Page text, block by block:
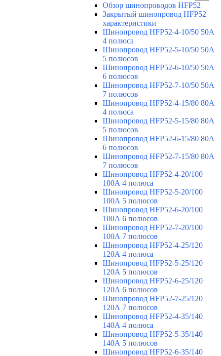
Обзор шинопроводов HFP52
Закрытый шинопровод HFP52
характеристики
Шинопровод HFP52-4-10/50 50A
4 полюса
Шинопровод HFP52-5-10/50 50А
5 полюсов
Шинопровод HFP52-6-10/50 50А
6 полюсов
Шинопровод HFP52-7-10/50 50А
7 полюсов
Шинопровод HFP52-4-15/80 80A
4 полюса
Шинопровод HFP52-5-15/80 80А
5 полюсов
Шинопровод HFP52-6-15/80 80А
6 полюсов
Шинопровод HFP52-7-15/80 80А
7 полюсов
Шинопровод HFP52-4-20/100
100А 4 полюса
Шинопровод HFP52-5-20/100
100А 5 полюсов
Шинопровод HFP52-6-20/100
100А 6 полюсов
Шинопровод HFP52-7-20/100
100А 7 полюсов
Шинопровод HFP52-4-25/120
120А 4 полюса
Шинопровод HFP52-5-25/120
120А 5 полюсов
Шинопровод HFP52-6-25/120
120А 6 полюсов
Шинопровод HFP52-7-25/120
120А 7 полюсов
Шинопровод HFP52-4-35/140
140А 4 полюса
Шинопровод HFP52-5-35/140
140А 5 полюсов
Шинопровод HFP52-6-35/140